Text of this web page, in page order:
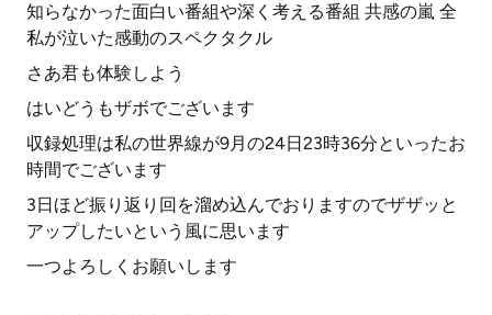
知らなかった面白い番組や深く考える番組 共感の嵐 全
私が泣いた感動のスペクタクル
さあ君も体験しよう
はいどうもザボでございます
収録処理は私の世界線が9月の24日23時36分といったお
時間でございます
3日ほど振り返り回を溜め込んでおりますのでザザッと
アップしたいという風に思います
一つよろしくお願いします